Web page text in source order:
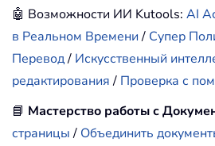
🤖 Возможности ИИ Kutools: AI
в Реальном Времени/ Супер
Перевод/ Искусственный
редактирования/ Проверка с
📘 Мастерство работы с
страницы/ Объединить